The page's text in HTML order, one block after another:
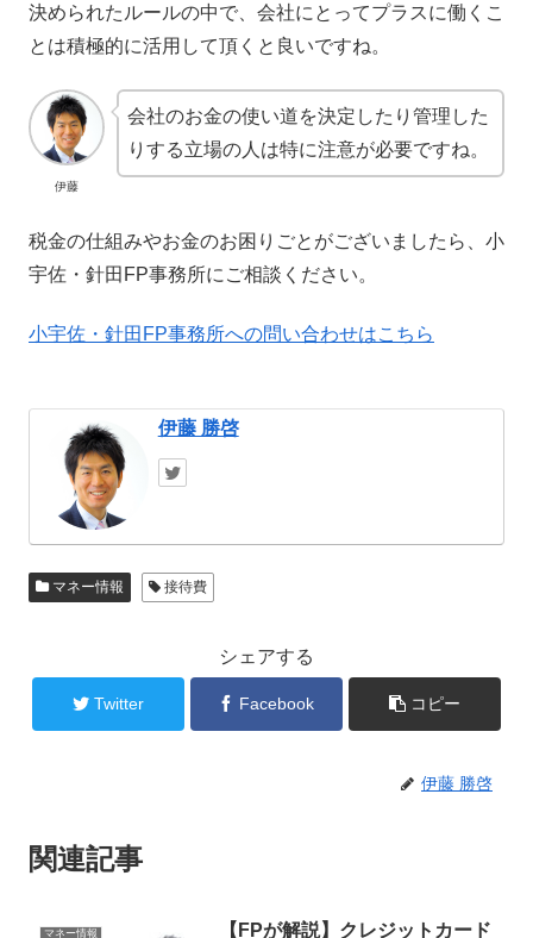
決められたルールの中で、会社にとってプラスに働くこ
とは積極的に活用して頂くと良いですね。
伊藤
会社のお金の使い道を決定したり管理した
りする立場の人は特に注意が必要ですね。
税金の仕組みやお金のお困りごとがございましたら、小
宇佐・針田FP事務所にご相談ください。
小宇佐・針田FP事務所への問い合わせはこちら
伊藤 勝啓
マネー情報 接待費
シェアする
Twitter Facebook コピー
伊藤 勝啓
関連記事
マネー情報
【FPが解説】クレジットカード